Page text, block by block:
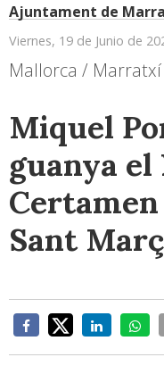
Ajuntament de
Viernes, 19 de Junio de
Mallorca / Marratxí
Miquel
guanya
Sant